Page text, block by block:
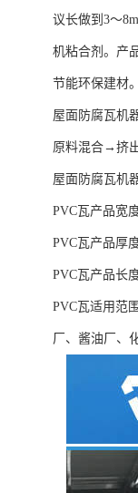
议长做到3～
机粘合剂。产
节能环保建材
屋面防腐瓦机
原料混合→挤
屋面防腐瓦机
PVC瓦产品宽
PVC瓦产品厚
PVC瓦产品长
PVC瓦适用范
厂、酱油厂、